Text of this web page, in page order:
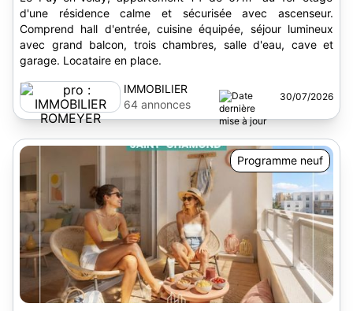
d'une résidence calme et sécurisée avec ascenseur.
Comprend hall d'entrée, cuisine équipée, séjour lumineux
avec grand balcon, trois chambres, salle d'eau, cave et
garage. Locataire en place.
IMMOBILIER
ROMEYER
64 annonces
30/07/2026
Programme neuf